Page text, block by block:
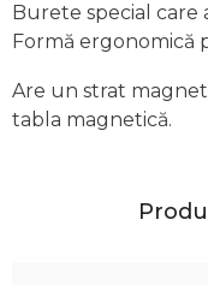
Burete special care
Formă ergonomică
Are un strat
tabla magnetică.